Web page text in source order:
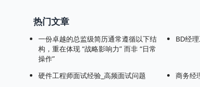
热门文章
一份卓越的总监级简历通常遵循以下结
构，重在体现 “战略影响力” 而非 “日常
操作”
BD经
硬件工程师面试经验_高频面试问题 商务经